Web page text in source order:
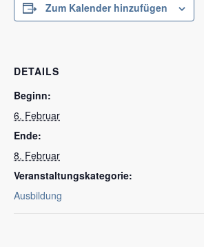
Zum Kalender hinzufügen
DETAILS
Beginn:
6. Februar
Ende:
8. Februar
Veranstaltungskategorie:
Ausbildung